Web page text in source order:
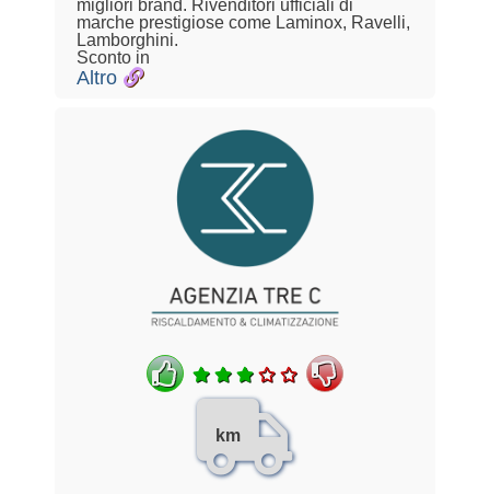
migliori brand. Rivenditori ufficiali di
marche prestigiose come Laminox, Ravelli,
Lamborghini.
Sconto in
Altro
km